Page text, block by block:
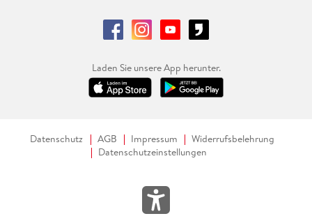
Laden Sie unsere App herunter.
Datenschutz AGB Impressum
Widerrufsbelehrung
Datenschutzeinstellungen